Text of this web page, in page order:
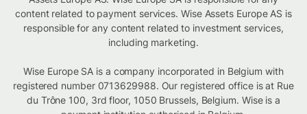
content related to payment services. Wise Assets Europe AS is
responsible for any content related to investment services,
including marketing.
Wise Europe SA is a company incorporated in Belgium with
registered number 0713629988. Our registered office is at Rue
du Trône 100, 3rd floor, 1050 Brussels, Belgium. Wise is a